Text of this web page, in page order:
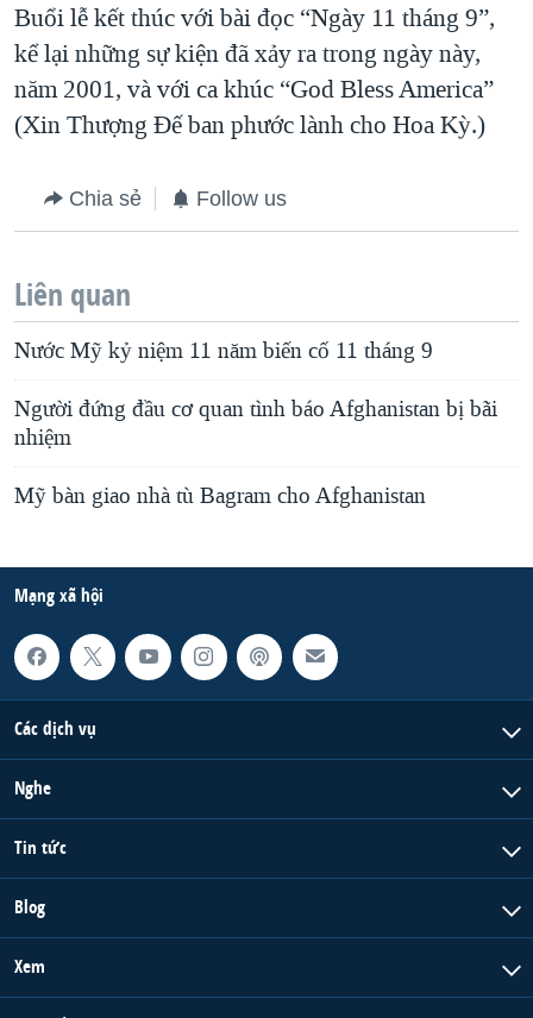
Buổi lễ kết thúc với bài đọc “Ngày 11 tháng 9”,
kể lại những sự kiện đã xảy ra trong ngày này,
năm 2001, và với ca khúc “God Bless America”
(Xin Thượng Đế ban phước lành cho Hoa Kỳ.)
Chia sẻ Follow us
Liên quan
Nước Mỹ kỷ niệm 11 năm biến cố 11 tháng 9
Người đứng đầu cơ quan tình báo Afghanistan bị bãi
nhiệm
Mỹ bàn giao nhà tù Bagram cho Afghanistan
Mạng xã hội
Các dịch vụ
Nghe
Tin tức
Blog
Xem